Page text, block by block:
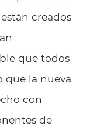
creados
que todos
que la nueva
con
de